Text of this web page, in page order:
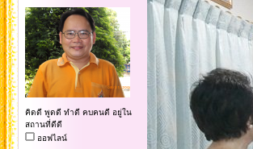
คิดดี พูดดี ทำดี คบคนดี อยู่ใน
สถานที่ดีดี
ออฟไลน์